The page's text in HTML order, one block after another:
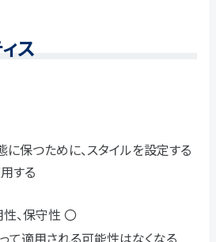
ス
保つために、スタイルを設定する
する
、保守性 〇